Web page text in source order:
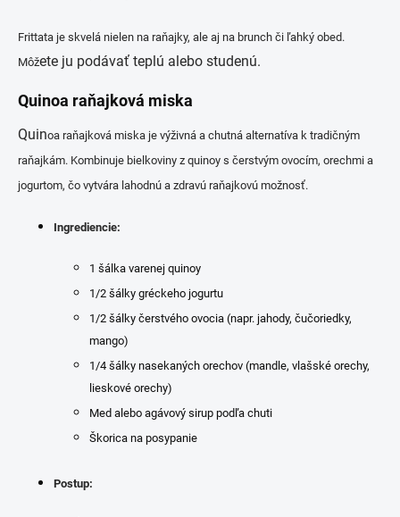
Frittata je skvelá nielen na raňajky, ale aj na brunch či ľahký obed.
Môžete ju podávať teplú alebo studenú.
Quinoa raňajková miska
Quinoa raňajková miska je výživná a chutná alternatíva k tradičným
raňajkám. Kombinuje bielkoviny z quinoy s čerstvým ovocím, orechmi a
jogurtom, čo vytvára lahodnú a zdravú raňajkovú možnosť.
Ingrediencie:
1 šálka varenej quinoy
1/2 šálky gréckeho jogurtu
1/2 šálky čerstvého ovocia (napr. jahody, čučoriedky,
mango)
1/4 šálky nasekaných orechov (mandle, vlašské orechy,
lieskové orechy)
Med alebo agávový sirup podľa chuti
Škorica na posypanie
Postup: